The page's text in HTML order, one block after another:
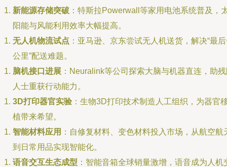
新能源存储突破 ：特斯拉Powerwall等家用电池系统普及，
阳能与风能利用效率大幅提高。
无人机物流试点 ：亚马逊、京东尝试无人机送货，解决“最
公里”配送难题。
脑机接口进展 ：Neuralink等公司探索大脑与机器直连，助
人士重获行动能力。
3D打印器官实验 ：生物3D打印技术制造人工组织，为器官
植带来希望。
智能材料应用 ：自修复材料、变色材料投入市场，从航空航
到日常用品实现智能化。
语音交互生态成型 ：智能音箱全球销量激增，语音成为人机